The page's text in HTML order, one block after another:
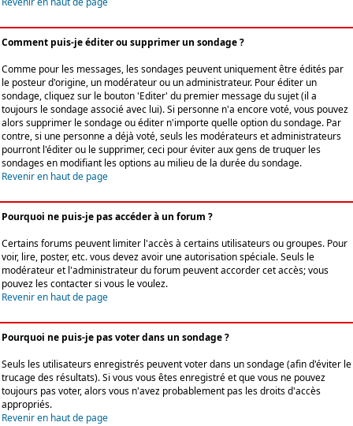
Comment puis-je éditer ou supprimer un sondage ?
Comme pour les messages, les sondages peuvent uniquement être édités par
le posteur d'origine, un modérateur ou un administrateur. Pour éditer un
sondage, cliquez sur le bouton 'Editer' du premier message du sujet (il a
toujours le sondage associé avec lui). Si personne n'a encore voté, vous pouvez
alors supprimer le sondage ou éditer n'importe quelle option du sondage. Par
contre, si une personne a déjà voté, seuls les modérateurs et administrateurs
pourront l'éditer ou le supprimer, ceci pour éviter aux gens de truquer les
sondages en modifiant les options au milieu de la durée du sondage.
Revenir en haut de page
Pourquoi ne puis-je pas accéder à un forum ?
Certains forums peuvent limiter l'accès à certains utilisateurs ou groupes. Pour
voir, lire, poster, etc. vous devez avoir une autorisation spéciale. Seuls le
modérateur et l'administrateur du forum peuvent accorder cet accès; vous
pouvez les contacter si vous le voulez.
Revenir en haut de page
Pourquoi ne puis-je pas voter dans un sondage ?
Seuls les utilisateurs enregistrés peuvent voter dans un sondage (afin d'éviter le
trucage des résultats). Si vous vous êtes enregistré et que vous ne pouvez
toujours pas voter, alors vous n'avez probablement pas les droits d'accès
appropriés.
Revenir en haut de page